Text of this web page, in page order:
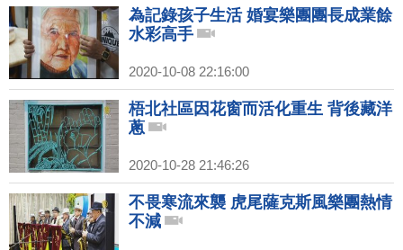
為記錄孩子生活 婚宴樂團團長成業餘
水彩高手
2020-10-08 22:16:00
梧北社區因花窗而活化重生 背後藏洋
蔥
2020-10-28 21:46:26
不畏寒流來襲 虎尾薩克斯風樂團熱情
不減